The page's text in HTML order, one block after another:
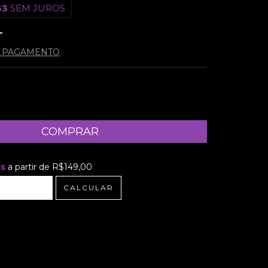
SEM JUROS
R$149,00
a partir de R$149,00
CALCULAR